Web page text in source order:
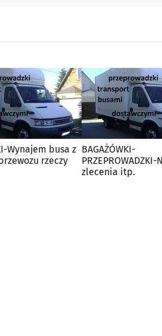
Wynajem busa z
rzeczy
BAGAŻÓWKI-
zlecenia itp.